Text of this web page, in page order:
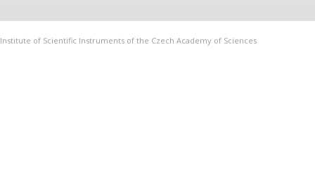
Institute of Scientific Instruments of the Czech Academy of Sciences